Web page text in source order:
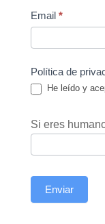
Email *
Política de
He leído y
Si eres
Enviar